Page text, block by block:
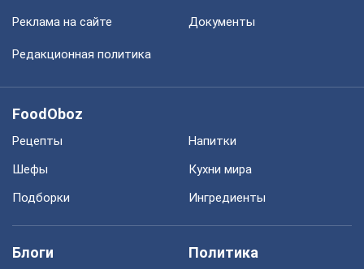
Реклама на сайте Документы
Редакционная политика
FoodOboz
Рецепты
Напитки
Шефы
Кухни мира
Подборки
Ингредиенты
Блоги Политика